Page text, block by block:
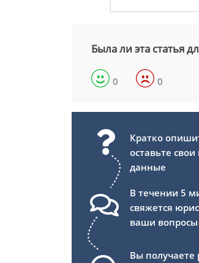
Была ли эта статья
0 0
Кратко
оставьте
данные
В течении 5
свяжется
ваши вопросы
Вы получаете